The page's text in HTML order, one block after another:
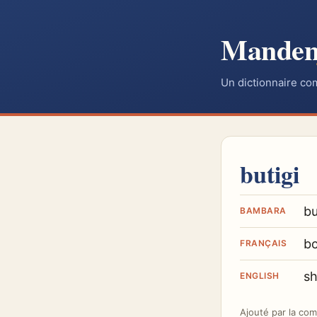
Un dictionnaire
butigi
BAMBARA
FRANÇAIS
ENGLISH
Ajouté par la